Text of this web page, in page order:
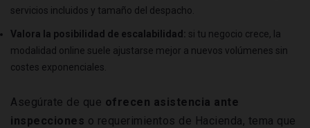
servicios incluidos y tamaño del despacho.
Valora la posibilidad de escalabilidad: si tu negocio crece, la
modalidad online suele ajustarse mejor a nuevos volúmenes sin
costes exponenciales.
Asegúrate de que ofrecen asistencia ante
inspecciones o requerimientos de Hacienda, tema que